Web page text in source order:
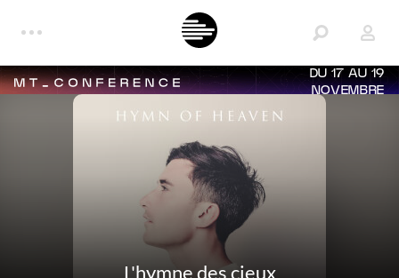
DU 17 AU 19
NOVEMBRE
L'hymne des cieux